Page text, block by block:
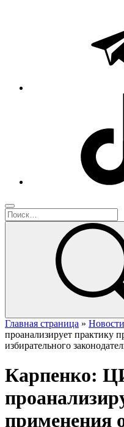
Главная страница » Новости
проанализирует практику
избирательного
Карпенко:
применения